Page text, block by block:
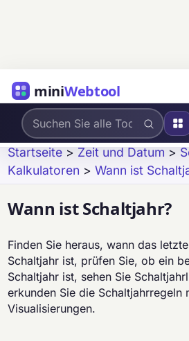
miniWebtool
Startseite>Zeit und Datum>
Kalkulatoren >Wann ist
Wann ist Schaltjahr?
Finden Sie heraus, wann das
Schaltjahr ist, prüfen Sie, ob ein
Schaltjahr ist, sehen Sie
erkunden Sie die Schaltjahrregeln
Visualisierungen.